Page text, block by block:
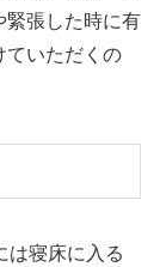
緊張した時に有
ていただくの
は寝床に入る